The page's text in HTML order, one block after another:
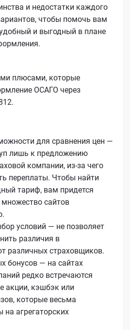
и недостатки каждого
чтобы помочь вам
и выгодный в плане
плюсами, которые
ОСАГО через
для сравнения цен —
лишь к предложению
компании, из-за чего
переплаты. Чтобы найти
тариф, вам придется
сайтов
условий — не позволяет
различия в
различных страховщиков.
бонусов — на сайтах
редко встречаются
акции, кэшбэк или
которые весьма
на агрегаторских